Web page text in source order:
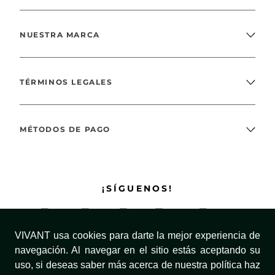
VIVANT usa cookies para darte la mejor experiencia de
navegación. Al navegar en el sitio estás aceptando su
uso, si deseas saber más acerca de nuestra política haz
NUESTRA MARCA
TÉRMINOS LEGALES
MÉTODOS DE PAGO
¡SÍGUENOS!